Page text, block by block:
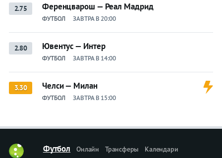
2.75 Ференцварош — Реал Мадрид
ФУТБОЛ ЗАВТРА В 20:00
2.80 Ювентус — Интер
ФУТБОЛ ЗАВТРА В 14:00
3.30 Челси — Милан
ФУТБОЛ ЗАВТРА В 15:00
Футбол Онлайн Трансферы
Календари